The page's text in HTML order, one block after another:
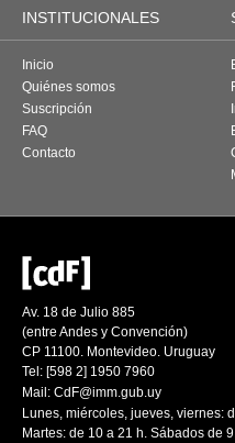
INSTITUCIONALES
Inicio
Quiénes somos
Suscripción
FAQ
Contacto
Av. 18 de Julio 885
(entre Andes y Convención)
CP 11100. Montevideo. Uruguay
Tel: [598 2] 1950 7960
Mail: CdF@imm.gub.uy
Lunes, miércoles, jueves, viernes:
Martes: de 10 a 21 h. Sábados de